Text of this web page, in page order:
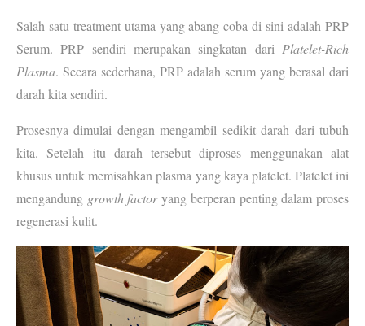
Salah satu treatment utama yang abang coba di sini adalah PRP
Serum. PRP sendiri merupakan singkatan dari Platelet-Rich
Plasma
darah kita sendiri.
Prosesnya dimulai dengan mengambil sedikit darah dari tubuh
kita. Setelah itu darah tersebut diproses menggunakan alat
khusus untuk memisahkan plasma yang kaya platelet. Platelet ini
mengandung growth factor yang berperan penting dalam proses
regenerasi kulit.